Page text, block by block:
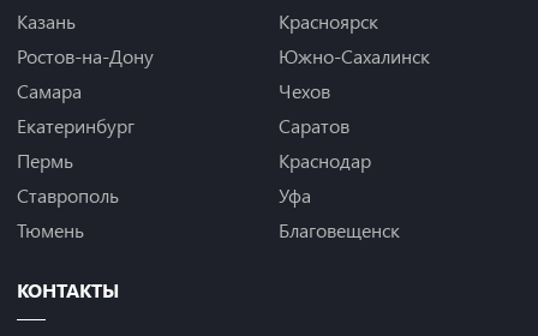
Казань
Ростов-на-Дону
Самара
Екатеринбург
Пермь
Ставрополь
Тюмень
Красноярск
Южно-Сахалинск
Чехов
Саратов
Краснодар
Уфа
Благовещенск
КОНТАКТЫ